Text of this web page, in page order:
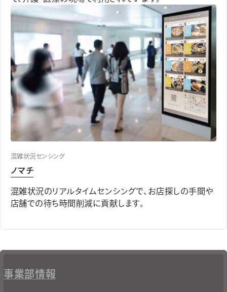
混雑状況センシング
ノマチ
混雑状況のリアルタイムセンシングで、お店探しの手間や
店舗での待ち時間削減に貢献します。
事業部情報